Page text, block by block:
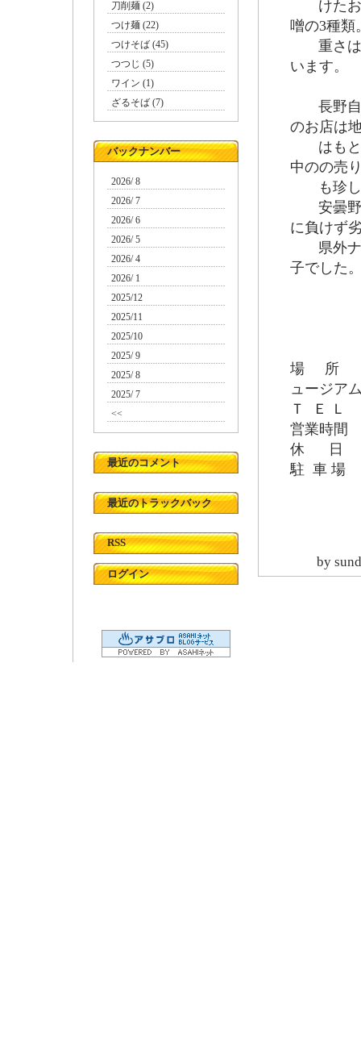
刀削麺 (2)
つけ麺 (22)
つけそば (45)
つつじ (5)
ワイン (1)
ざるそば (7)
バックナンバー
2026/ 8
2026/ 7
2026/ 6
2026/ 5
2026/ 4
2026/ 1
2025/12
2025/11
2025/10
2025/ 9
2025/ 8
2025/ 7
<<
最近のコメント
最近のトラックバック
RSS
ログイン
けたお
噌の3種類
重さは
います。
長野自
のお店は
はもと
中のの売
も珍し
安曇野
に負けず
県外ナ
子でした
場 所 安
ュージア
Ｔ Ｅ Ｌ
営業時間
休 日 毎
駐 車
by